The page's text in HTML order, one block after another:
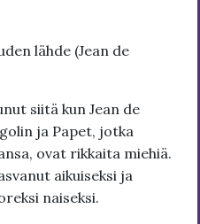
lähde (Jean de
siitä kun Jean de
ja Papet, jotka
ovat rikkaita miehiä.
aikuiseksi ja
naiseksi.